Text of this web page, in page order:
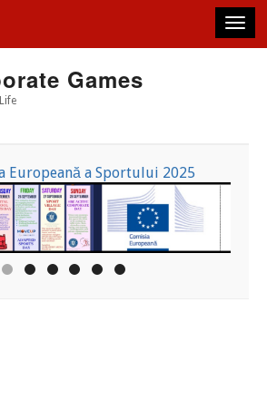
Games
Europeană a Sportului 2025